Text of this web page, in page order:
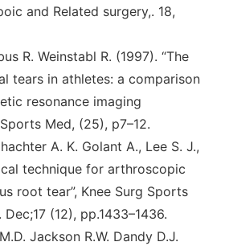
and Related surgery,. 18,
R. Weinstabl R. (1997). “The
tears in athletes: a comparison
resonance imaging
Med, (25), p7–12.
A. K. Golant A., Lee S. J.,
technique for arthroscopic
root tear”, Knee Surg Sports
. Dec;17 (12), pp.1433–1436.
Jackson R.W. Dandy D.J.